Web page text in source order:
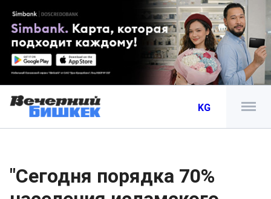
KG
"Сегодня порядка 70%